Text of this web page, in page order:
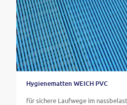
Hygienematten WEICH PVC
für sichere Laufwege im